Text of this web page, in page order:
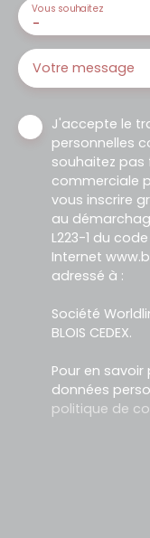
-
Vous souhaitez
Votre message
J'accepte le
personnelles
souhaitez
commerciale
vous inscrire
au
L223-1 du
Internet
adressé à :
Société
BLOIS CEDEX.
Pour en
données
politique de